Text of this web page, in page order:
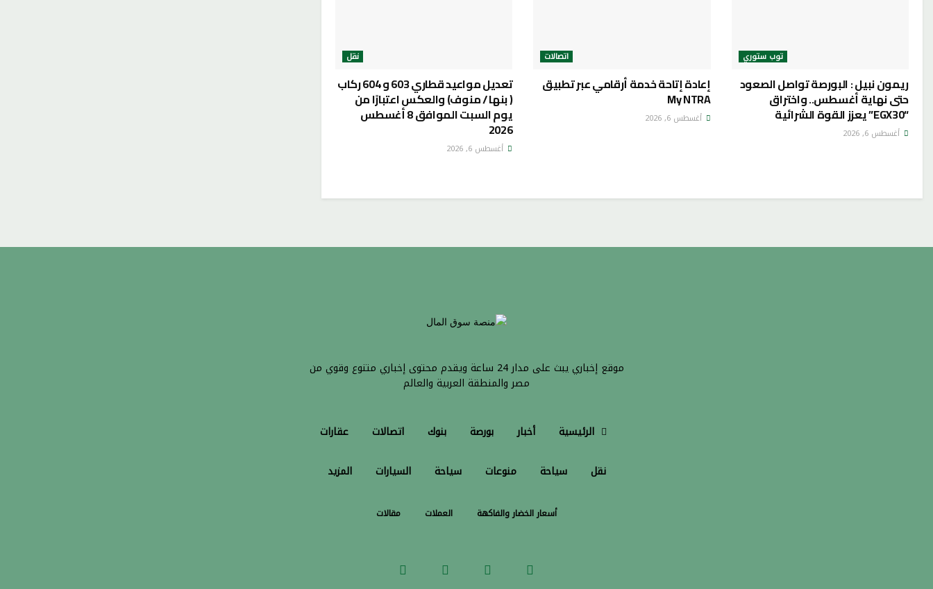
توب ستوري
ريمون نبيل : البورصة تواصل الصعود
حتى نهاية أغسطس.. واختراق
“EGX30” يعزز القوة الشرائية
أغسطس 6, 2026
اتصالات
إعادة إتاحة خدمة أرقامي عبر تطبيق
My NTRA
أغسطس 6, 2026
نقل
تعديل مواعيد قطاري 603 و 604 ركاب
( بنها / منوف) والعكس اعتبارًا من
يوم السبت الموافق 8 أغسطس
2026
أغسطس 6, 2026
موقع إخباري يبث على مدار 24 ساعة ويقدم محتوى إخباري متنوع وقوي من
مصر والمنطقة العربية والعالم
الرئيسية أخبار بورصة بنوك اتصالات عقارات
نقل سياحة منوعات سياحة السيارات المزيد
أسعار الخضار والفاكهة العملات مقالات